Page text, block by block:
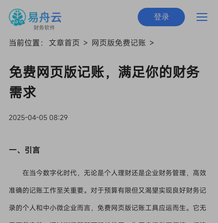
财务软件
登录
当前位置： 文章首页 > 网页版免费记账 >
免费网页版记账，满足你的财务
需求
2025-04-05 08:29
一、引言
在当今数字化时代，无论是个人理财还是企业财务管理，高效
准确的记账工作至关重要。对于预算有限但又渴望实现良好财务记
录的个人和中小微企业而言，免费网页版记账工具应运而生。它无